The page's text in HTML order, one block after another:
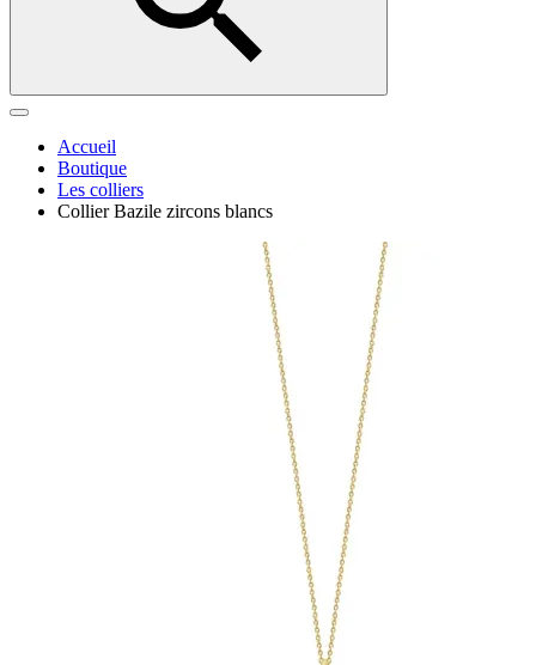
Accueil
Boutique
Les colliers
Collier Bazile zircons blancs